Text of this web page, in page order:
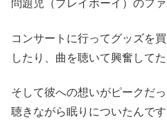
問題児（プレイボーイ）のファ
コンサートに行ってグッズを
したり、曲を聴いて興奮してた
そして彼への想いがピークだ
聴きながら眠りについたんです